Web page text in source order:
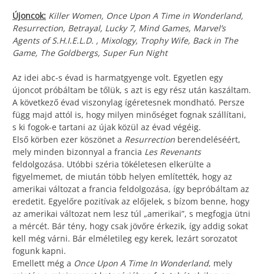
Újoncok: Killer Women, Once Upon A Time in Wonderland,
Resurrection, Betrayal, Lucky 7, Mind Games, Marvel’s
Agents of S.H.I.E.L.D. , Mixology, Trophy Wife, Back in The
Game, The Goldbergs, Super Fun Night
Az idei abc-s évad is harmatgyenge volt. Egyetlen egy
újoncot próbáltam be tőlük, s azt is egy rész után kaszáltam.
A következő évad viszonylag ígéretesnek mondható. Persze
függ majd attól is, hogy milyen minőséget fognak szállítani,
s ki fogok-e tartani az újak közül az évad végéig.
Első körben ezer köszönet a Resurrection berendeléséért,
mely minden bizonnyal a francia Les Revenants
feldolgozása. Utóbbi széria tökéletesen elkerülte a
figyelmemet, de miután több helyen említették, hogy az
amerikai változat a francia feldolgozása, így bepróbáltam az
eredetit. Egyelőre pozitívak az előjelek, s bízom benne, hogy
az amerikai változat nem lesz túl „amerikai”, s megfogja ütni
a mércét. Bár tény, hogy csak jövőre érkezik, így addig sokat
kell még várni. Bár elméletileg egy kerek, lezárt sorozatot
fogunk kapni.
Emellett még a Once Upon A Time In Wonderland, mely